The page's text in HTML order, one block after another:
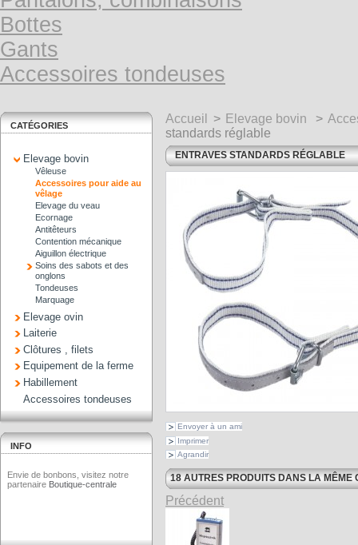
Bottes
Gants
Accessoires tondeuses
CATÉGORIES
Elevage bovin
Vêleuse
Accessoires pour aide au
vêlage
Elevage du veau
Ecornage
Antitêteurs
Contention mécanique
Aiguillon électrique
Soins des sabots et des
onglons
Tondeuses
Marquage
Elevage ovin
Laiterie
Clôtures , filets
Equipement de la ferme
Habillement
Accessoires tondeuses
INFO
Envie de bonbons, visitez notre
partenaireBoutique-centrale
Accueil > Elevage bovin >
standards réglable
ENTRAVES STANDARDS RÉGLABLE
Envoyer à un ami
Imprimer
Agrandir
18 AUTRES PRODUITS DANS LA MÊME
Précédent